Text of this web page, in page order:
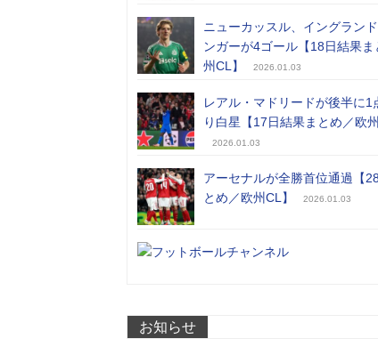
ニューカッスル、イングラン
ンガーが4ゴール【18日結果ま
州CL】
2026.01.03
レアル・マドリードが後半に1
り白星【17日結果まとめ／欧州
2026.01.03
アーセナルが全勝首位通過【
とめ／欧州CL】
2026.01.03
お知らせ